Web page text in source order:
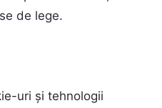
de lege.
uri și tehnologii